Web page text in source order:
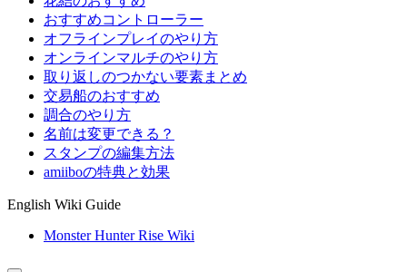
おすすめコントローラー
オフラインプレイのやり方
オンラインマルチのやり方
取り返しのつかない要素まとめ
交易船のおすすめ
調合のやり方
名前は変更できる？
スタンプの編集方法
amiiboの特典と効果
English Wiki Guide
Monster Hunter Rise Wiki